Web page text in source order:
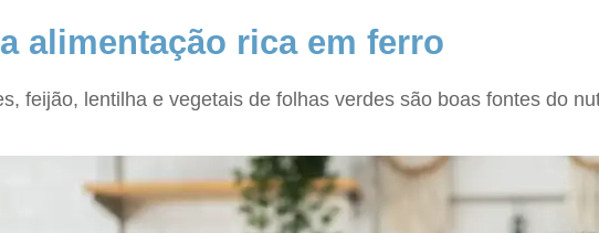
alimentação rica em ferro
feijão, lentilha e vegetais de folhas verdes são boas fontes do